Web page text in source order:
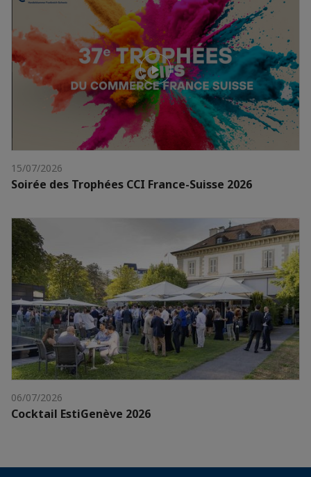
15/07/2026
Soirée des Trophées CCI France-Suisse 2026
06/07/2026
Cocktail EstiGenève 2026